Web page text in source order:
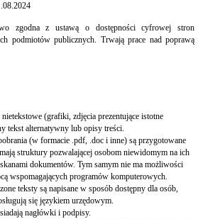
zgodna z ustawą o dostępności cyfrowej stron
podmiotów publicznych. Trwają prace nad poprawą
(grafiki, zdjęcia prezentujące istotne
tekst alternatywny lub opisy treści.
(w formacie .pdf, .doc i inne) są przygotowane
struktury pozwalającej osobom niewidomym na ich
dokumentów. Tym samym nie ma możliwości
wspomagających programów komputerowych.
teksty są napisane w sposób dostępny dla osób,
się językiem urzędowym.
nagłówki i podpisy.